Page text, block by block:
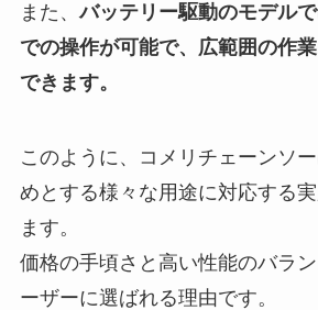
また、バッテリー駆動のモデル
での操作が可能で、広範囲の作
できます。
このように、コメリチェーンソ
めとする様々な用途に対応する
ます。
価格の手頃さと高い性能のバラ
ーザーに選ばれる理由です。